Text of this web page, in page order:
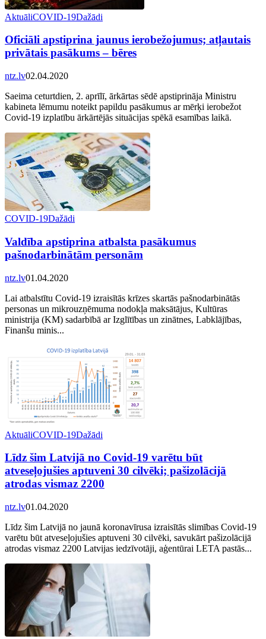
AktuāliCOVID-19Dažādi
Oficiāli apstiprina jaunus ierobežojumus; atļautais
privātais pasākums – bēres
ntz.lv02.04.2020
Saeima ceturtdien, 2. aprīlī, ārkārtas sēdē apstiprināja Ministru
kabineta lēmumu noteikt papildu pasākumus ar mērķi ierobežot
Covid-19 izplatību ārkārtējās situācijas spēkā esamības laikā.
COVID-19Dažādi
Valdība apstiprina atbalsta pasākumus
pašnodarbinātām personām
ntz.lv01.04.2020
Lai atbalstītu Covid-19 izraisītās krīzes skartās pašnodarbinātās
personas un mikrouzņēmuma nodokļa maksātājus, Kultūras
ministrija (KM) sadarbībā ar Izglītības un zinātnes, Labklājības,
Finanšu minis...
AktuāliCOVID-19Dažādi
Līdz šim Latvijā no Covid-19 varētu būt
atveseļojušies aptuveni 30 cilvēki; pašizolācijā
atrodas vismaz 2200
ntz.lv01.04.2020
Līdz šim Latvijā no jaunā koronavīrusa izraisītās slimības Covid-19
varētu būt atveseļojušies aptuveni 30 cilvēki, savukārt pašizolācijā
atrodas vismaz 2200 Latvijas iedzīvotāji, aģentūrai LETA pastās...